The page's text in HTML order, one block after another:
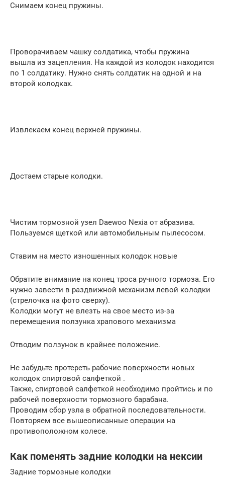
Снимаем конец пружины.
Проворачиваем чашку солдатика, чтобы пружина
вышла из зацепления. На каждой из колодок находится
по 1 солдатику. Нужно снять солдатик на одной и на
второй колодках.
Извлекаем конец верхней пружины.
Достаем старые колодки.
Чистим тормозной узел Daewoo Nexia от абразива.
Пользуемся щеткой или автомобильным пылесосом.
Ставим на место изношенных колодок новые
Обратите внимание на конец троса ручного тормоза. Его
нужно завести в раздвижной механизм левой колодки
(стрелочка на фото сверху).
Колодки могут не влезть на свое место из-за
перемещения ползунка храпового механизма
Отводим ползунок в крайнее положение.
Не забудьте протереть рабочие поверхности новых
колодок спиртовой салфеткой .
Также, спиртовой салфеткой необходимо пройтись и по
рабочей поверхности тормозного барабана.
Проводим сбор узла в обратной последовательности.
Повторяем все вышеописанные операции на
противоположном колесе.
Как поменять задние колодки на нексии
Задние тормозные колодки